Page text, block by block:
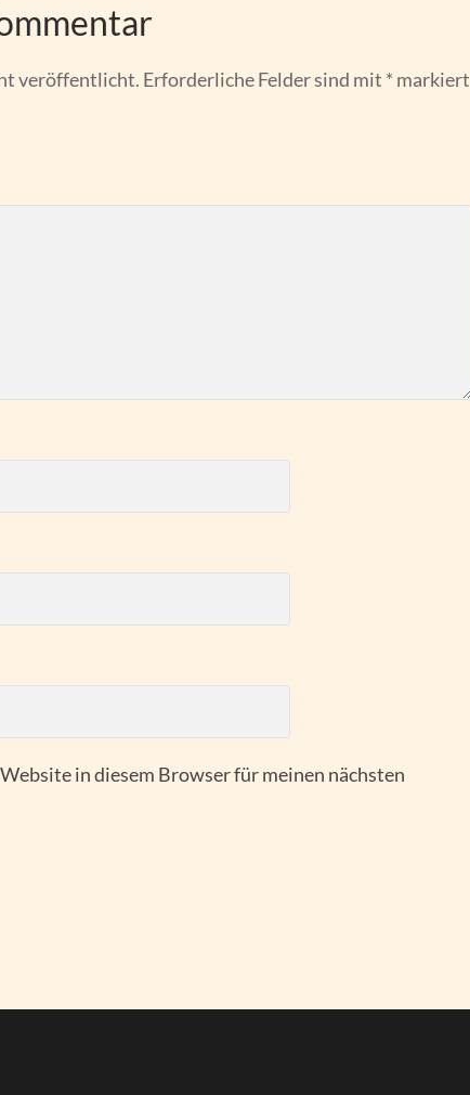
veröffentlicht. Erforderliche Felder sind mit * markiert
in diesem Browser für meinen nächsten